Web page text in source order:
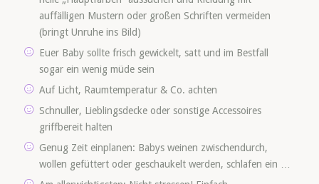
auffälligen Mustern oder großen Schriften vermeiden
(bringt Unruhe ins Bild)
Euer Baby sollte frisch gewickelt, satt und im Bestfall
sogar ein wenig müde sein
Auf Licht, Raumtemperatur & Co. achten
Schnuller, Lieblingsdecke oder sonstige Accessoires
griffbereit halten
Genug Zeit einplanen: Babys weinen zwischendurch,
wollen gefüttert oder geschaukelt werden, schlafen ein …